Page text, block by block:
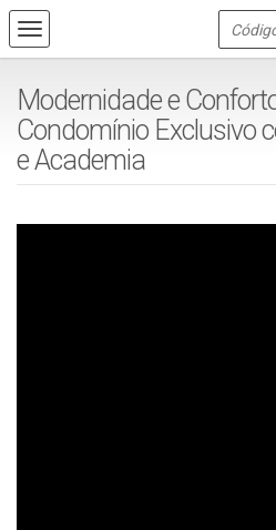
Modernidade e
Condomínio Exclusivo
e Academia